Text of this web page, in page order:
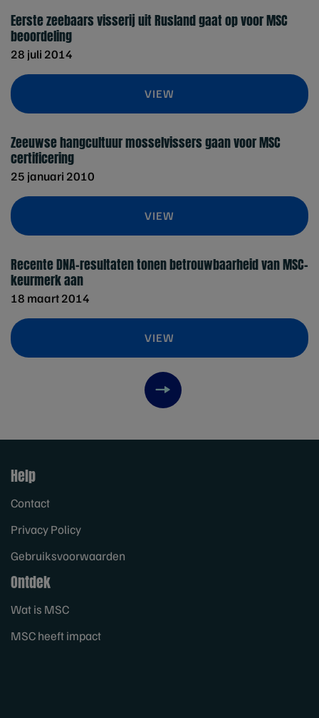
Eerste zeebaars visserij uit Rusland gaat op voor MSC
beoordeling
28 juli 2014
VIEW
Zeeuwse hangcultuur mosselvissers gaan voor MSC
certificering
25 januari 2010
VIEW
Recente DNA-resultaten tonen betrouwbaarheid van MSC-
keurmerk aan
18 maart 2014
VIEW
Next item
Help
Contact
Privacy Policy
Gebruiksvoorwaarden
Ontdek
Wat is MSC
MSC heeft impact